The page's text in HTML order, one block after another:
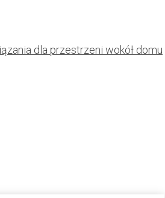
dla przestrzeni wokół domu